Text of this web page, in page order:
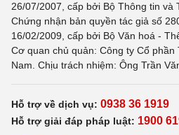
26/07/2007, cấp bởi Bộ Thông tin và
Chứng nhận bản quyền tác giả số
16/02/2009, cấp bởi Bộ Văn hoá -
Cơ quan chủ quản: Công ty Cổ phần
Nam. Chịu trách nhiệm: Ông Trần
Hỗ trợ về dịch vụ: 0938 36 1919
Hỗ trợ giải đáp pháp luật: 1900